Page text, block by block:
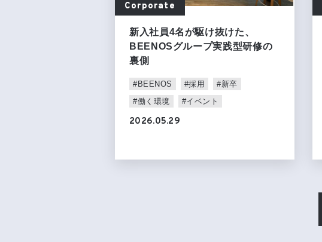
Corporate
新入社員4名が駆け抜けた、
BEENOSグループ実践型研修の
裏側
#BEENOS #採用
#新卒
#働く環境
#イベント
2026.05.29